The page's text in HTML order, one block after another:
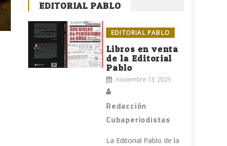
EDITORIAL PABLO
EDITORIAL PABLO
Libros en venta
de la Editorial
Pablo
noviembre 13, 2025
Redacción
Cubaperiodistas
La Editorial Pablo de la